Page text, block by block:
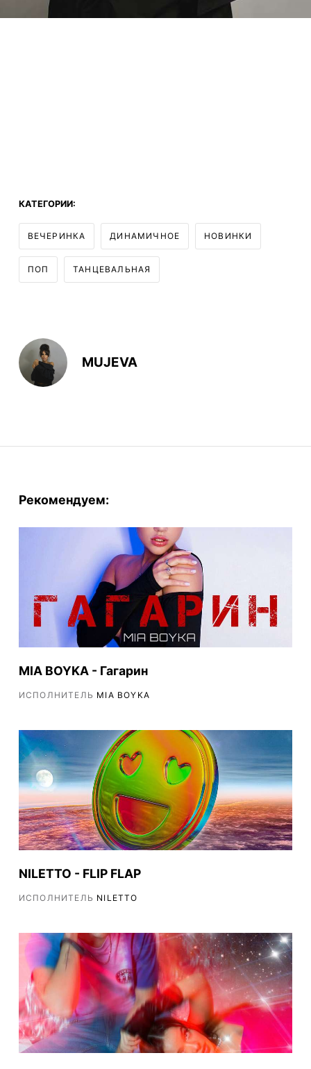
КАТЕГОРИИ:
ВЕЧЕРИНКА ДИНАМИЧНОЕ НОВИНКИ
ПОП ТАНЦЕВАЛЬНАЯ
MUJEVA
Рекомендуем:
MIA BOYKA - Гагарин
ИСПОЛНИТЕЛЬ MIA BOYKA
NILETTO - FLIP FLAP
ИСПОЛНИТЕЛЬ NILETTO